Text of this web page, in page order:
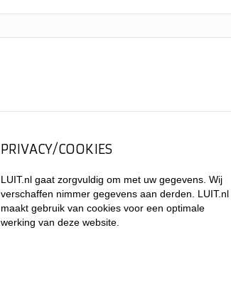
PRIVACY/COOKIES
LUIT.nl gaat zorgvuldig om met uw gegevens. Wij
verschaffen nimmer gegevens aan derden. LUIT.nl
maakt gebruik van cookies voor een optimale
werking van deze website.